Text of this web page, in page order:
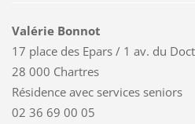
Valérie Bonnot
17 place des Epars / 1 av. du
28 000 Chartres
Résidence avec services seniors
02 36 69 00 05